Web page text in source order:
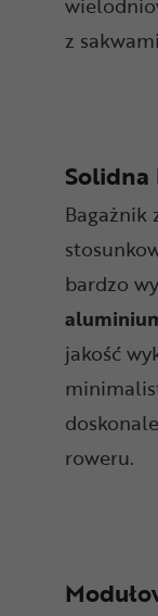
z
Bagażnik
bardzo
jakość
roweru.